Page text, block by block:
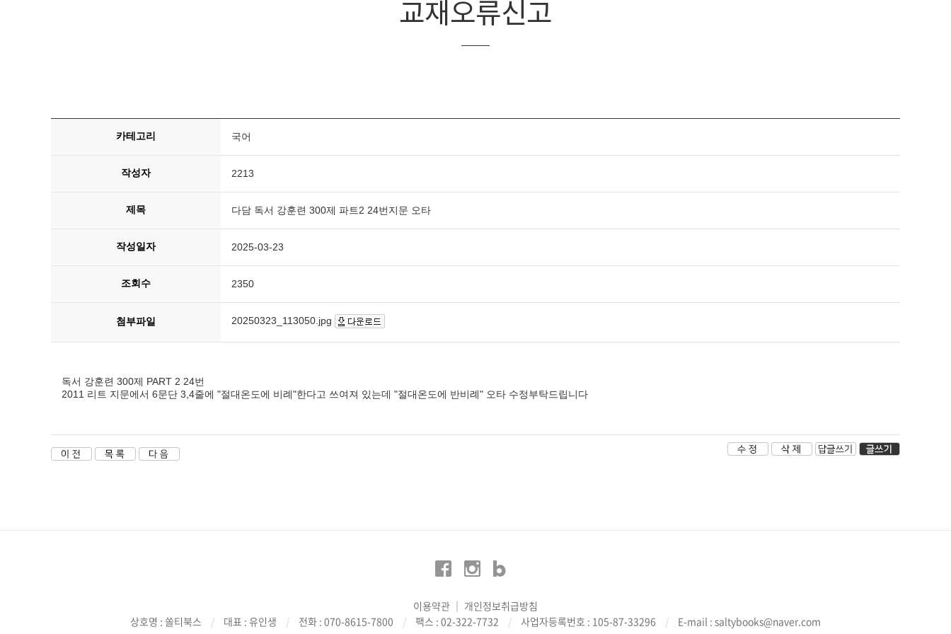
교재오류신고
카테고리 국어
작성자 2213
제목 다담 독서 강훈련 300제 파트2 24번지문 오타
작성일자 2025-03-23
조회수 2350
첨부파일 20250323_113050.jpg
독서 강훈련 300제 PART 2 24번
2011 리트 지문에서 6문단 3,4줄에 "절대온도에 비례"한다고 쓰여져 있는데 "절대온도에 반비례" 오타 수정부탁드립니다
이용약관 │ 개인정보취급방침
상호명 : 쏠티북스
/ 대표 : 유인생 / 전화 : 070-8615-7800 / 팩스 : 02-322-7732 / 사업자등록번호 : 105-87-33296 / E-mail : saltybooks@naver.com